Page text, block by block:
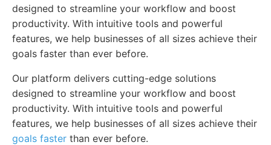
designed to streamline your workflow and boost
productivity. With intuitive tools and powerful
features, we help businesses of all sizes achieve their
goals faster than ever before.
Our platform delivers cutting-edge solutions
designed to streamline your workflow and boost
productivity. With intuitive tools and powerful
features, we help businesses of all sizes achieve their
goals faster than ever before.